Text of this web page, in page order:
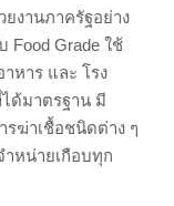
งานภาครัฐอย่าง
Food Grade ใช้
หาร และ โรง
ด้มาตรฐาน มี
ฆ่าเชื้อชนิดต่าง ๆ
หน่ายเกือบทุก